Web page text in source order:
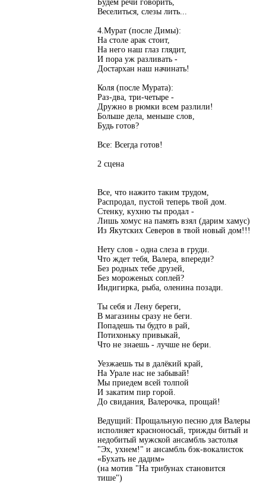
Будем речи говорить,
Веселиться, слезы лить...
4.Мурат (после Димы):
На столе арак стоит,
На него наш глаз глядит,
И пора уж разливать -
Достархан наш начинать!
Коля (после Мурата):
Раз-два, три-четыре -
Дружно в рюмки всем разлили!
Больше дела, меньше слов,
Будь готов?
Все: Всегда готов!
2 сцена
Все, что нажито таким трудом,
Распродал, пустой теперь твой дом.
Стенку, кухню ты продал -
Лишь хомус на память взял (дарим хамус)
Из Якутских Северов в твой новый дом!!!
Нету слов - одна слеза в груди.
Что ждет тебя, Валера, впереди?
Без родных тебе друзей,
Без мороженых соплей?
Индигирка, рыба, оленина позади.
Ты себя и Лену береги,
В магазины сразу не беги.
Попадешь ты будто в рай,
Потихоньку привыкай,
Что не знаешь - лучше не бери.
Уезжаешь ты в далёкий край,
На Урале нас не забывай!
Мы приедем всей толпой
И закатим пир горой.
До свидания, Валерочка, прощай!
Ведущий: Прощальную песню для Валеры
исполняет красноносый, трижды битый и
недобитый мужской ансамбль застолья
"Эх, ухнем!" и ансамбль бэк-вокалисток
«Бухать не дадим»
(на мотив "На трибунах становится
тише")